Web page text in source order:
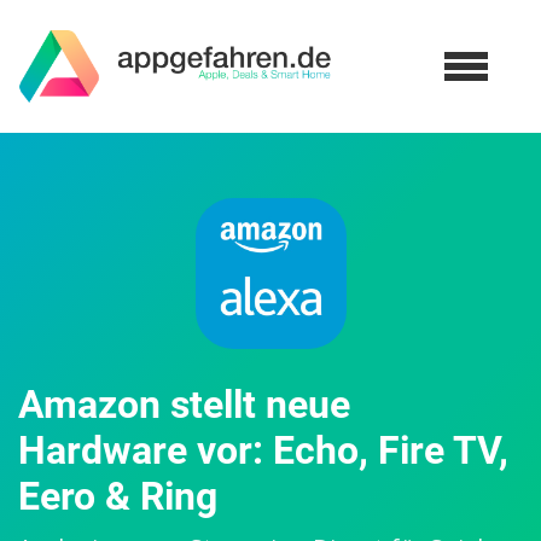
Amazon stellt neue
Hardware vor: Echo, Fire TV,
Eero & Ring